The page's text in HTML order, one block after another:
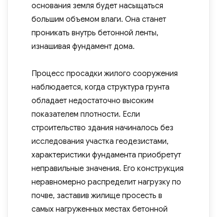
основания земля будет насыщаться
большим объемом влаги. Она станет
проникать внутрь бетонной ленты,
изнашивая фундамент дома.
Процесс просадки жилого сооружения
наблюдается, когда структура грунта
обладает недостаточно высоким
показателем плотности. Если
строительство здания начиналось без
исследования участка геодезистами,
характеристики фундамента приобретут
неправильные значения. Его конструкция
неравномерно распределит нагрузку по
почве, заставив жилище просесть в
самых нагруженных местах бетонной